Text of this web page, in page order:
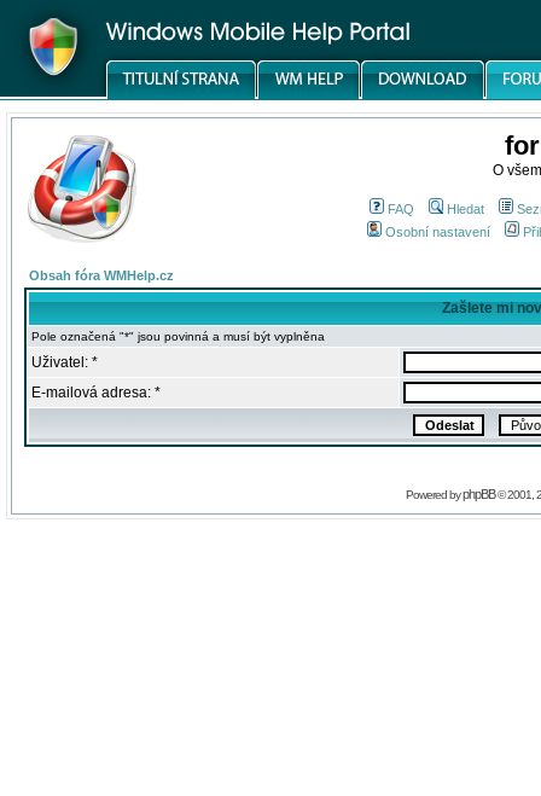
O
FAQ Hledat
Osobní nastavení
Obsah fóra WMHelp.cz
Zašlete mi
Pole označená "*" jsou povinná a musí být vyplněna
Uživatel: *
E-mailová adresa: *
Powered byphpBB© 2001,